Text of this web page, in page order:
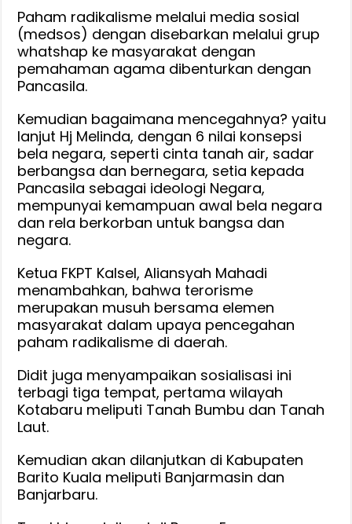
Paham radikalisme melalui media sosial
(medsos) dengan disebarkan melalui grup
whatshap ke masyarakat dengan
pemahaman agama dibenturkan dengan
Pancasila.
Kemudian bagaimana mencegahnya? yaitu
lanjut Hj Melinda, dengan 6 nilai konsepsi
bela negara, seperti cinta tanah air, sadar
berbangsa dan bernegara, setia kepada
Pancasila sebagai ideologi Negara,
mempunyai kemampuan awal bela negara
dan rela berkorban untuk bangsa dan
negara.
Ketua FKPT Kalsel, Aliansyah Mahadi
menambahkan, bahwa terorisme
merupakan musuh bersama elemen
masyarakat dalam upaya pencegahan
paham radikalisme di daerah.
Didit juga menyampaikan sosialisasi ini
terbagi tiga tempat, pertama wilayah
Kotabaru meliputi Tanah Bumbu dan Tanah
Laut.
Kemudian akan dilanjutkan di Kabupaten
Barito Kuala meliputi Banjarmasin dan
Banjarbaru.